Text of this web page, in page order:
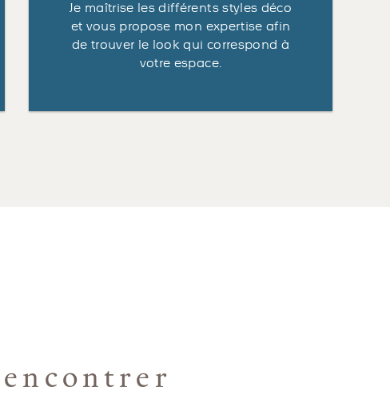
Je maîtrise les différents styles déco
et vous propose mon expertise afin
de trouver le look qui correspond à
votre espace.